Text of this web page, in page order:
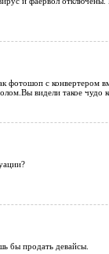
с конвертером
видели такое чудо
бы продать девайсы.